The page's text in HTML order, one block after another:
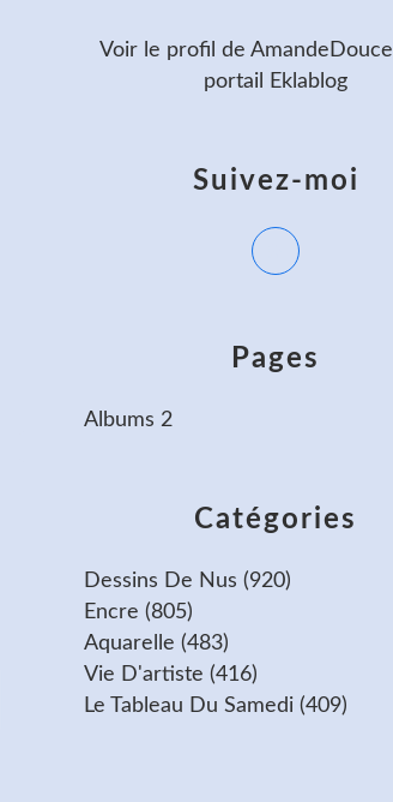
Catégories
Dessins De Nus (920)
Encre (805)
Aquarelle (483)
Vie D'artiste (416)
Le Tableau Du Samedi (409)
Pages
Albums 2
Suivez-moi
Voir le profil de AmandeDouce
portail Eklablog